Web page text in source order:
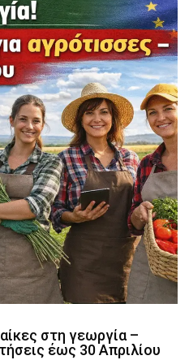
στη γεωργία –
έως 30 Απριλίου